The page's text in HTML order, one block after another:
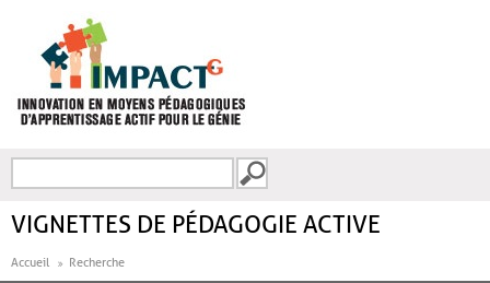
FORMULAIRE DE
VIGNETTES DE PÉDAGOGIE ACTIVE
Accueil Recherche